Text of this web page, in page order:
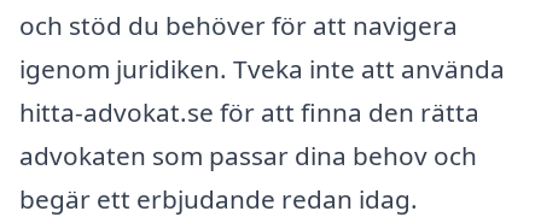
och stöd du behöver för att navigera
igenom juridiken. Tveka inte att använda
hitta-advokat.se för att finna den rätta
advokaten som passar dina behov och
begär ett erbjudande redan idag.